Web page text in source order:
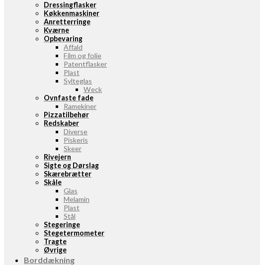
Dressingflasker
Køkkenmaskiner
Anretterringe
Kværne
Opbevaring
Affald
Film og folie
Patentflasker
Plast
Sylteglas
Weck
Ovnfaste fade
Ramekiner
Pizzatilbehør
Redskaber
Diverse
Piskeris
Skeer
Rivejern
Sigte og Dørslag
Skærebrætter
Skåle
Glas
Melamin
Plast
Stål
Stegeringe
Stegetermometer
Tragte
Øvrige
Borddækning